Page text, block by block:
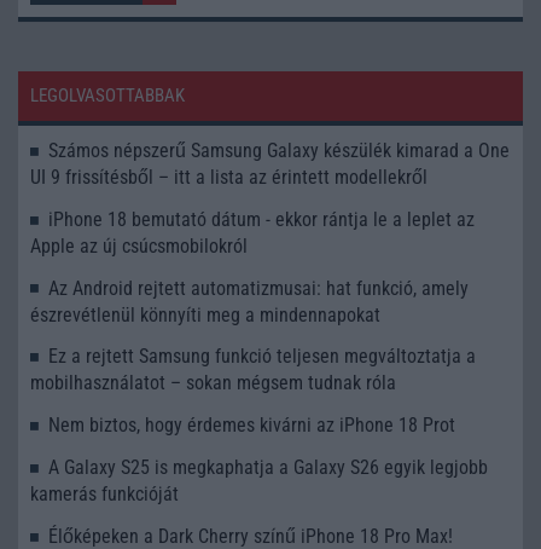
LEGOLVASOTTABBAK
Számos népszerű Samsung Galaxy készülék kimarad a One
UI 9 frissítésből – itt a lista az érintett modellekről
iPhone 18 bemutató dátum - ekkor rántja le a leplet az
Apple az új csúcsmobilokról
Az Android rejtett automatizmusai: hat funkció, amely
észrevétlenül könnyíti meg a mindennapokat
Ez a rejtett Samsung funkció teljesen megváltoztatja a
mobilhasználatot – sokan mégsem tudnak róla
Nem biztos, hogy érdemes kivárni az iPhone 18 Prot
A Galaxy S25 is megkaphatja a Galaxy S26 egyik legjobb
kamerás funkcióját
Élőképeken a Dark Cherry színű iPhone 18 Pro Max!